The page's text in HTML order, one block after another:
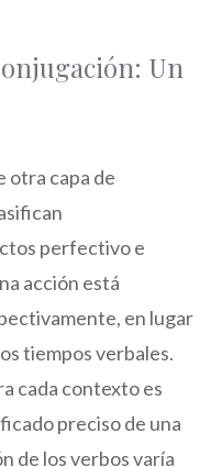
Un
otra capa de
perfectivo e
acción está
en lugar
tiempos verbales.
cada contexto es
preciso de una
de los verbos varía